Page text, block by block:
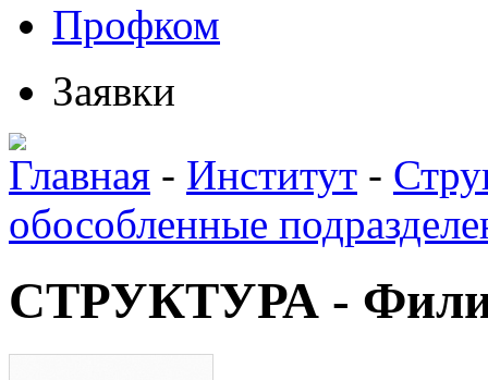
Профком
Заявки
Главная - Институт -
обособленные
СТРУКТУРА -